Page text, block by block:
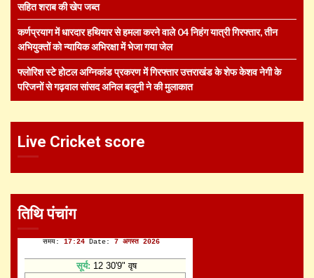
सहित शराब की खेप जब्त
कर्णप्रयाग में धारदार हथियार से हमला करने वाले 04 निहंग यात्री गिरफ्तार, तीन
अभियुक्तों को न्यायिक अभिरक्षा में भेजा गया जेल
फ्लोरिश स्टे होटल अग्निकांड प्रकरण में गिरफ्तार उत्तराखंड के शेफ केशव नेगी के
परिजनों से गढ़वाल सांसद अनिल बलूनी ने की मुलाकात
Live Cricket score
तिथि पंचांग